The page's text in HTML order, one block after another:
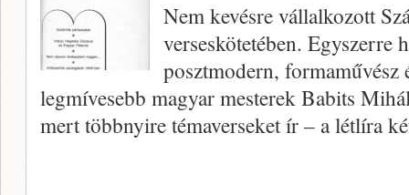
Nem kevésre vállalkozott
verseskötetében. Egy­szerre
posztmodern, formaművész
legmívesebb magyar mesterek Babits
mert több­nyire témaverseket ír – a létlíra